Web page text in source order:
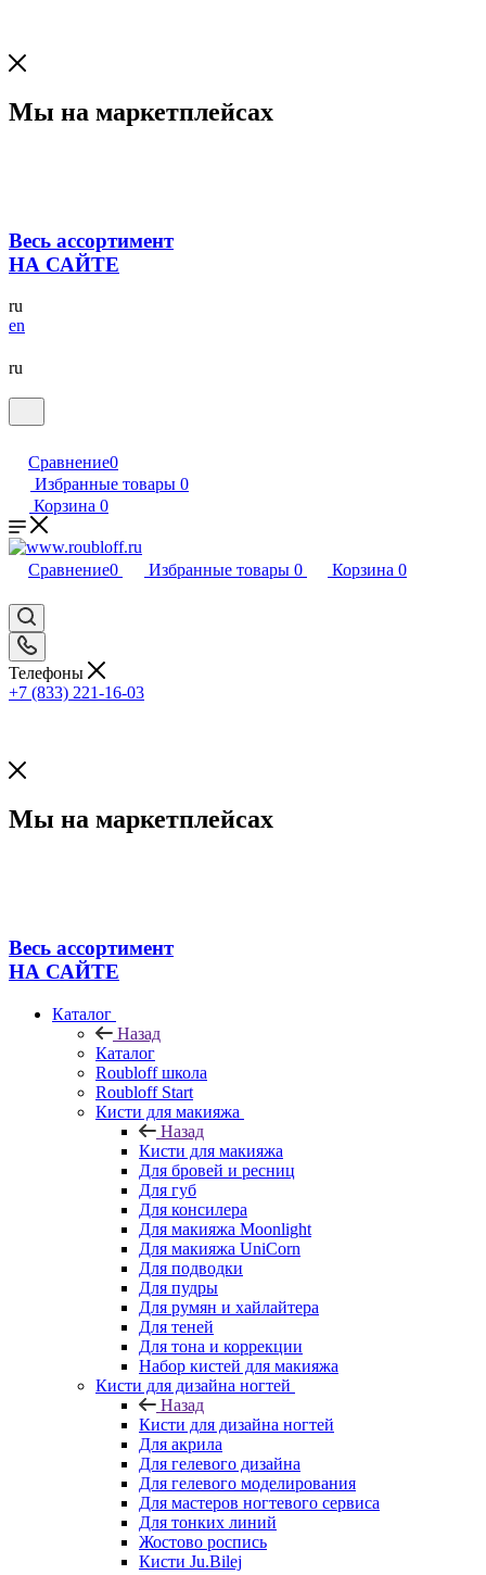
Мы на маркетплейсах
Весь ассортимент
НА САЙТЕ
ru
en
ru
Сравнение0
Избранные товары 0
Корзина 0
Сравнение0 Избранные товары 0 Корзина 0
Телефоны
+7 (833) 221-16-03
Мы на маркетплейсах
Весь ассортимент
НА САЙТЕ
Каталог
Назад
Каталог
Roubloff школа
Roubloff Start
Кисти для макияжа
Назад
Кисти для макияжа
Для бровей и ресниц
Для губ
Для консилера
Для макияжа Moonlight
Для макияжа UniCorn
Для подводки
Для пудры
Для румян и хайлайтера
Для теней
Для тона и коррекции
Набор кистей для макияжа
Кисти для дизайна ногтей
Назад
Кисти для дизайна ногтей
Для акрила
Для гелевого дизайна
Для гелевого моделирования
Для мастеров ногтевого сервиса
Для тонких линий
Жостово роспись
Кисти Ju.Bilej